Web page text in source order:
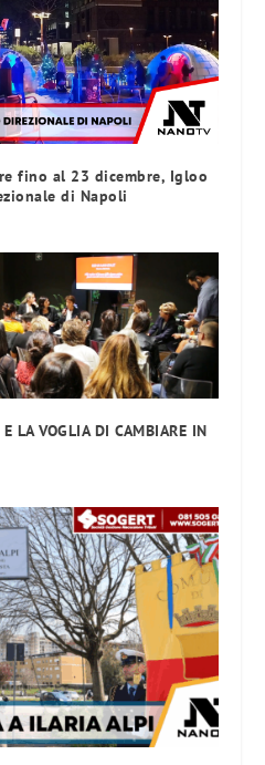
fino al 23 dicembre, Igloo
di Napoli
LA VOGLIA DI CAMBIARE IN